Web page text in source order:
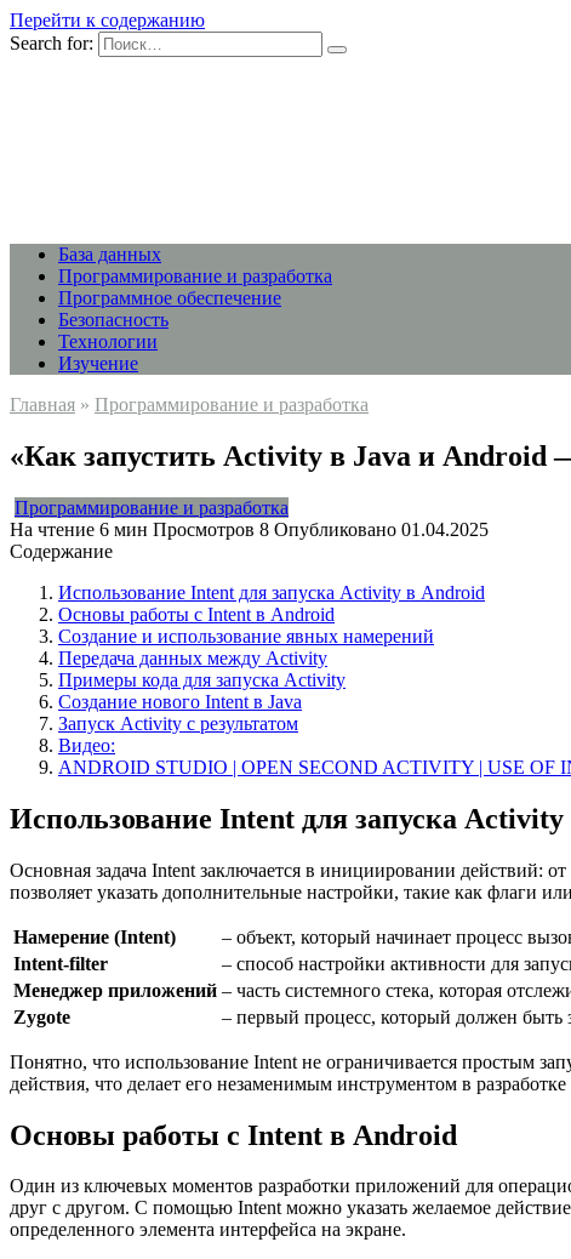
Перейти к содержанию
Search for:
База данных
Программирование и разработка
Программное обеспечение
Безопасность
Технологии
Изучение
Главная » Программирование и разработка
«Как запустить Activity в Java и Android
Программирование и разработка
На чтение 6 мин Просмотров 8 Опубликовано 01.04.2025
Содержание
Использование Intent для запуска Activity в Android
Основы работы с Intent в Android
Создание и использование явных намерений
Передача данных между Activity
Примеры кода для запуска Activity
Создание нового Intent в Java
Запуск Activity с результатом
Видео:
ANDROID STUDIO | OPEN SECOND ACTIVITY | USE OF
Использование Intent для запуска
Основная задача Intent заключается в инициировании действий:
позволяет указать дополнительные настройки, такие как флаги
Намерение (Intent)
– объект, который начинает процесс
Intent-filter
– способ настройки активности для
Менеджер приложений – часть системного стека, которая
Zygote
– первый процесс, который должен быть
Понятно, что использование Intent не ограничивается простым
действия, что делает его незаменимым инструментом в
Основы работы с Intent в Android
Один из ключевых моментов разработки приложений для
друг с другом. С помощью Intent можно указать желаемое
определенного элемента интерфейса на экране.